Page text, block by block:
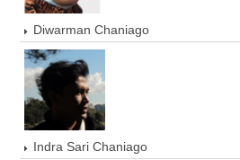
Diwarman Chaniago
Indra Sari Chaniago